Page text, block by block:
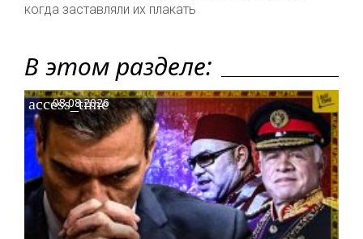
когда заставляли их плакать
В этом разделе:
access_time
08.08.2026